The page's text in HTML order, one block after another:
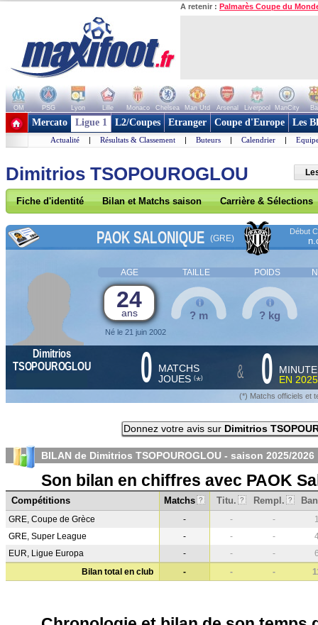
A retenir : Palmarès Coupe du
OM PSG Lyon Lille Monaco Chelsea Man Utd Arsenal Liverpool ManCity
+ de clubs
Mercato Ligue 1 L2/Coupes Etranger Coupe d'Europe Les
Actualité | Résultats & Classement | Buteurs | Calendrier |
Dimitrios TSOPOUROGLOU
Fiche d'identité Bilan et Matchs saison Carrière & Sélections
PAOK SALONIQUE (GRE)
Début
AGE TAILLE POIDS
24
ans
Né le 21 juin 2002
? m ? kg
Dimitrios
TSOPOUROGLOU
0 MATCHS
JOUES (*) & 0
EN
(*) Matchs officiels et
Donnez votre avis sur Dimitrios
BILAN de Dimitrios TSOPOUROGLOU - saison 2025/2026
Son bilan en chiffres avec PAOK
Compétitions Matchs ? Titu. ? Rempl. ?
GRE, Coupe de Grèce - - -
GRE, Super League
- - -
EUR, Ligue Europa
- - -
Bilan total en club
- - -